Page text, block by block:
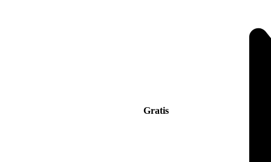
Gratis